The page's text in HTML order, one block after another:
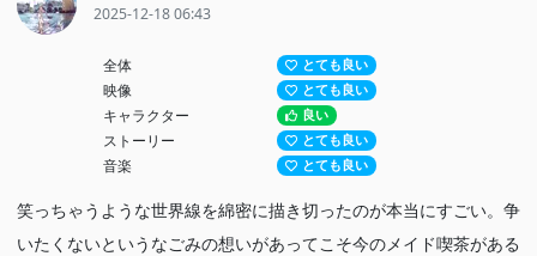
2025-12-18 06:43
全体 とても良い
映像 とても良い
キャラクター 良い
ストーリー とても良い
音楽 とても良い
笑っちゃうような世界線を綿密に描き切ったのが本当にすごい。争
いたくないというなごみの想いがあってこそ今のメイド喫茶がある